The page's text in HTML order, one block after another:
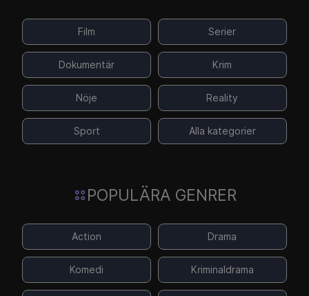
Film Serier
Dokumentär Krim
Nöje Reality
Sport Alla kategorier
POPULÄRA GENRER
Action Drama
Komedi Kriminaldrama